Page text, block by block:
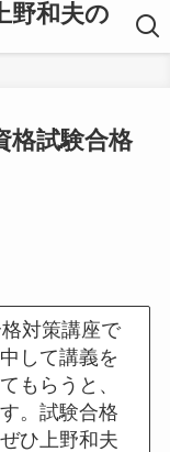
野和夫の
試験合格
対策講座で
して講義を
もらうと、
。試験合格
ひ上野和夫